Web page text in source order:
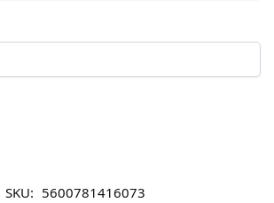
SKU: 5600781416073